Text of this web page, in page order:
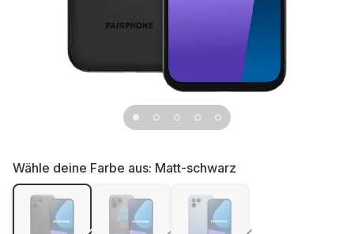
Wähle deine Farbe aus: Matt-schwarz